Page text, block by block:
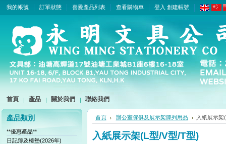
我的帳號 訂單狀態 喜愛產品列表 查看購物車 登入 創建帳號
首頁 產品 關於我們 聯絡我們
產品類別
**優惠產品**
日記簿及檯墊(2026年)
首頁 辦公室傢俱及展示架陳列用品 入紙展示
入紙展示架(L型/V型/T型)